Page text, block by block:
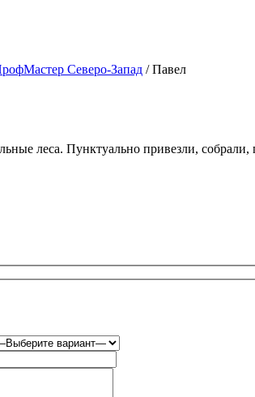
Северо-Запад /Павел
леса. Пунктуально привезли,